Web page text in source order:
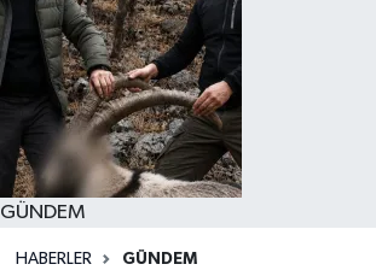
GÜNDEM
HABERLER GÜNDEM
EKONOMİ
DÜNYA
SPOR
MAGAZİN
Aydin Namaz Vakitleri
Trafik Durumu
Süper Lig Puan Durumu ve Fikstür
Tüm Manşetler